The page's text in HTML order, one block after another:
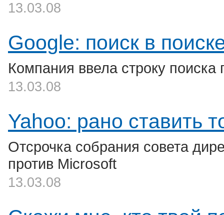
13.03.08
Google: поиск в
Компания ввела строку
13.03.08
Yahoo: рано ставить
Отсрочка собрания совета
против Microsoft
13.03.08